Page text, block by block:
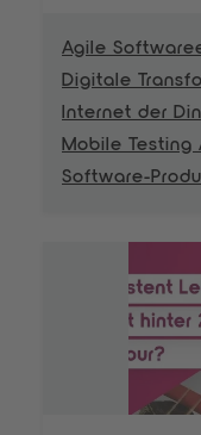
Agile
Digitale
Internet der
Mobile Testing
Software-